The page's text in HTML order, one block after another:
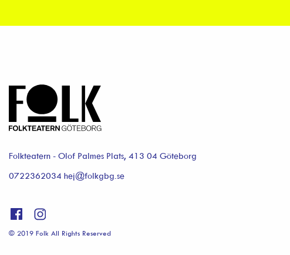
Folkteatern - Olof Palmes Plats, 413 04 Göteborg
0722362034 hej@folkgbg.se
© 2019 Folk All Rights Reserved